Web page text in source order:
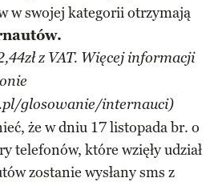
w swojej kategorii otrzymają
z VAT. Więcej informacji
glosowanie/internauci)
że w dniu 17 listopada br. o
telefonów, które wzięły udział
zostanie wysłany sms z